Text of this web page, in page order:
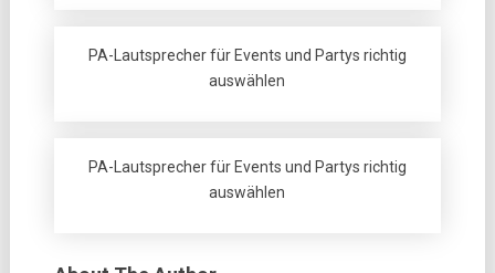
PA-Lautsprecher für Events und Partys richtig
auswählen
PA-Lautsprecher für Events und Partys richtig
auswählen